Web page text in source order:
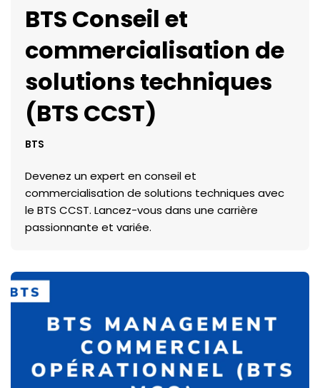
BTS Conseil et
commercialisation de
solutions techniques
(BTS CCST)
BTS
Devenez un expert en conseil et
commercialisation de solutions techniques avec
le BTS CCST. Lancez-vous dans une carrière
passionnante et variée.